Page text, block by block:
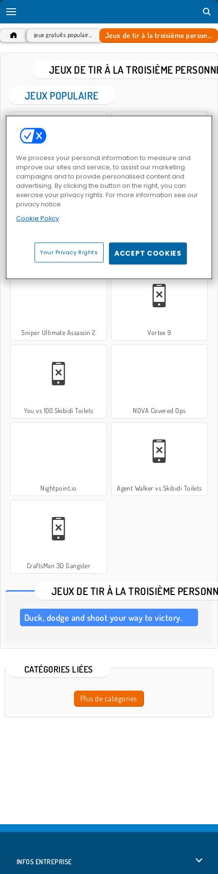
Jeux de tir à la troisième personne
JEUX DE TIR À LA TROISIÈME
JEUX POPULAIRE
Pixel Gun Apocalypse 3 Équipe de snipers 2
SWAT Cats Shooter Pixel War
Sniper Ultimate Assassin 2 Vortex 9
You vs 100 Skibidi Toilets NOVA Covered Ops
Nightpoint.io Agent Walker vs Skibidi Toilets
CraftsMan 3D Gangster
JEUX DE TIR À LA TROISIÈME
Duck, dodge and shoot your way to victory.
CATÉGORIES LIÉES
Plus de catégories
INFOS ENTREPRISE
We process your personal information to measure and
improve our sites and service, to assist our marketing
campaigns and to provide personalised content and
advertising. By clicking the button on the right, you can
exercise your privacy rights. For more information see our
privacy notice
Cookie Policy
Your Privacy Rights ACCEPT COOKIES